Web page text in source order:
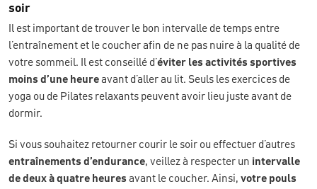
soir
Il est important de trouver le bon intervalle de temps entre
l’entraînement et le coucher afin de ne pas nuire à la qualité de
votre sommeil. Il est conseillé d’éviter les activités sportives
moins d’une heureavant d’aller au lit. Seuls les exercices de
yoga ou de Pilates relaxants peuvent avoir lieu juste avant de
dormir.
Si vous souhaitez retourner courir le soir ou effectuer d’autres
entraînements d’endurance, veillez à respecter un intervalle
de deux à quatre heures avant le coucher. Ainsi, votre pouls